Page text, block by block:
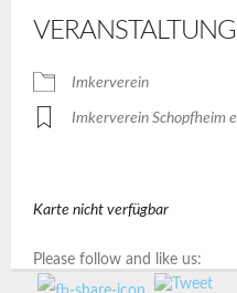
Imkerverein
Imkerverein Schopfheim
Karte nicht verfügbar
Please follow and like us: